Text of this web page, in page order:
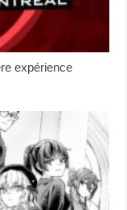
expérience